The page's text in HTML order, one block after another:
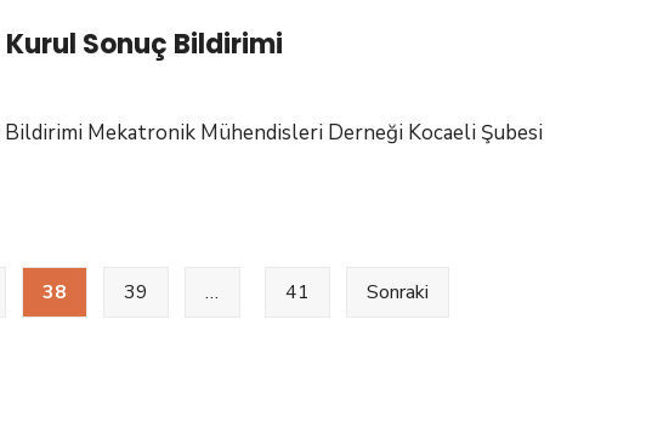
Sonuç Bildirimi
Mekatronik Mühendisleri Derneği Kocaeli Şubesi
38 39 … 41 Sonraki